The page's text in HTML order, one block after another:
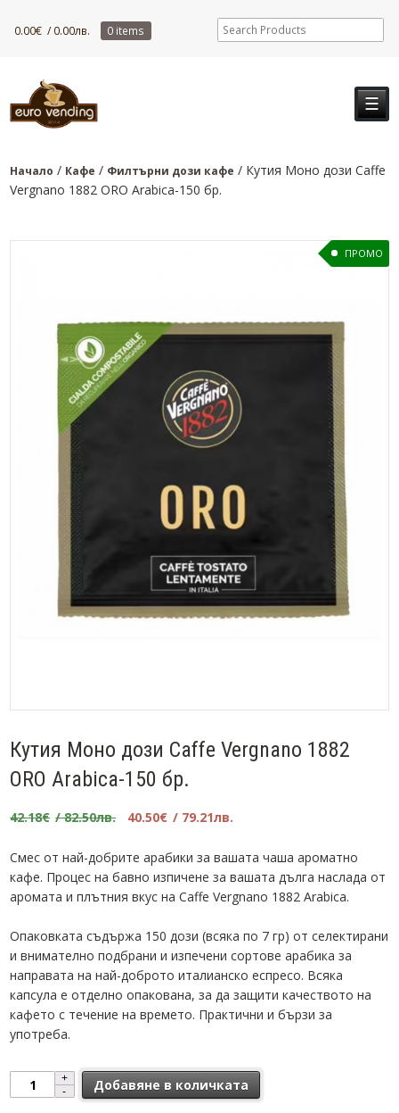
0.00€ / 0.00лв. 0 items
☰
Начало / Кафе / Филтърни дози кафе / Кутия Моно дози Caffe
Vergnano 1882 ORO Arabica-150 бр.
ПРОМО
Кутия Моно дози Caffe Vergnano 1882
ORO Arabica-150 бр.
42.18€ / 82.50лв.
Original
was:
42.18€.
40.50€ / 79.21лв.Текущата
е:
40.50€.
Смес от най-добрите арабики за вашата чаша ароматно
кафе. Процес на бавно изпичене за вашата дълга наслада от
аромата и плътния вкус на Caffe Vergnano 1882 Arabica.
Опаковката съдържа 150 дози (всяка по 7 гр) от селектирани
и внимателно подбрани и изпечени сортове арабика за
направата на най-доброто италианско еспресо. Всяка
капсула е отделно опакована, за да защити качеството на
кафето с течение на времето. Практични и бързи за
употреба.
количество за Кутия Моно дози Caffe Vergnano 1882 ORO
Добавяне в количката